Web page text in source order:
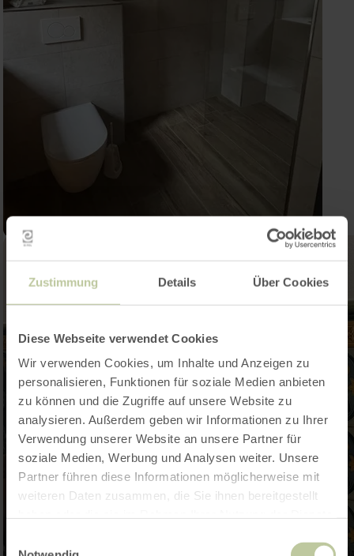
Zustimmung Details Über Cookies
Diese Webseite verwendet Cookies
Wir verwenden Cookies, um Inhalte und Anzeigen zu
personalisieren, Funktionen für soziale Medien anbieten
zu können und die Zugriffe auf unsere Website zu
analysieren. Außerdem geben wir Informationen zu Ihrer
Verwendung unserer Website an unsere Partner für
soziale Medien, Werbung und Analysen weiter. Unsere
Partner führen diese Informationen möglicherweise mit
weiteren Daten zusammen, die Sie ihnen bereitgestellt